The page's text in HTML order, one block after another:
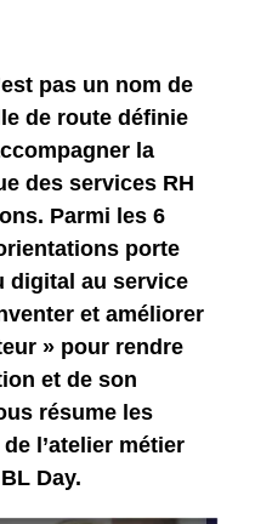
pas un nom de
de route définie
la
des services RH
Parmi les 6
porte
digital au service
et améliorer
» pour rendre
et de son
résume les
l’atelier métier
Day.